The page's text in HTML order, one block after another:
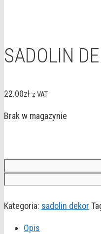
SADOLIN
22.00zł z VAT
Brak w magazynie
Kategoria: sadolin dekor
Opis